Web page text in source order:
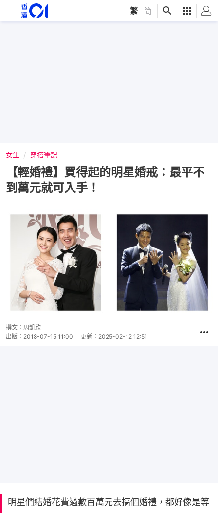
繁 简
女生 穿搭筆記
【輕婚禮】買得起的明星婚戒：最平不
到萬元就可入手！
撰文： 周凱欣
出版： 2018-07-15 11:00 更新： 2025-02-12 12:51
明星們結婚花費過數百萬元去搞個婚禮，都好像是等